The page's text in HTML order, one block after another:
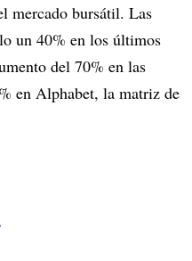
mercado bursátil. Las
un 40% en los últimos
del 70% en las
en Alphabet, la matriz de